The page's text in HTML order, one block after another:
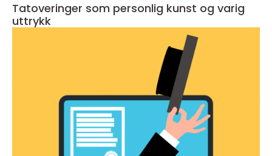
Tatoveringer som personlig kunst og varig
uttrykk